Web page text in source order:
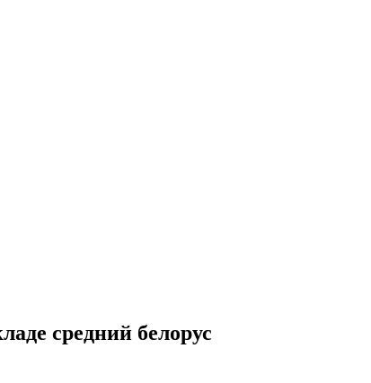
средний белорус